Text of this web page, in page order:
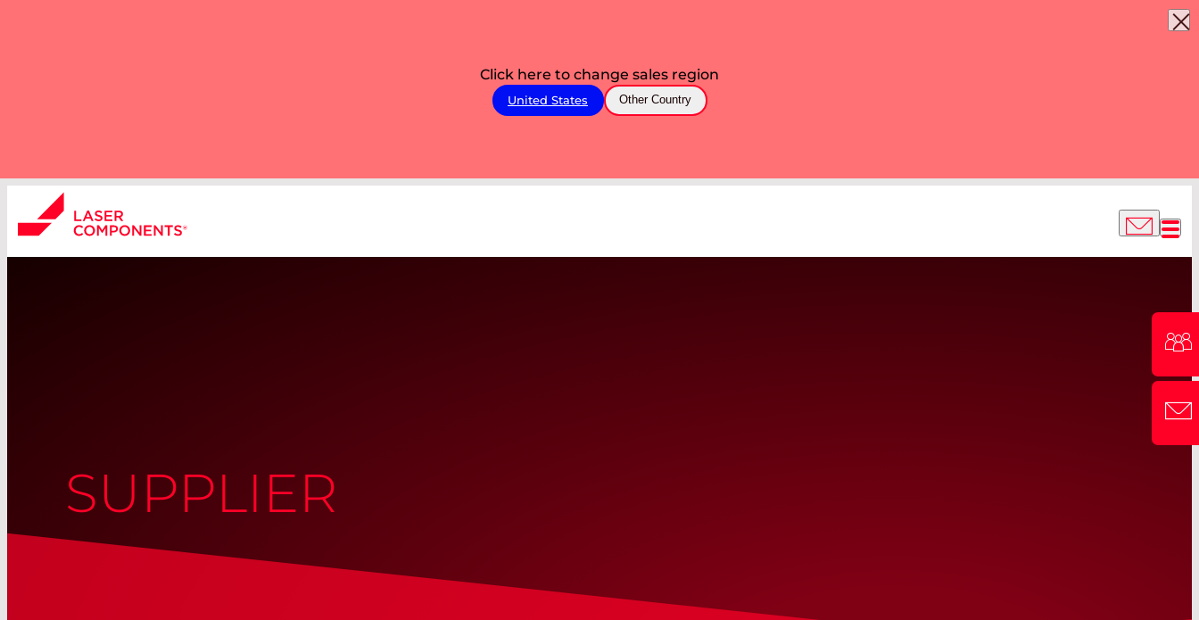
Click here to change sales region
United States Other Country
SUPPLIER